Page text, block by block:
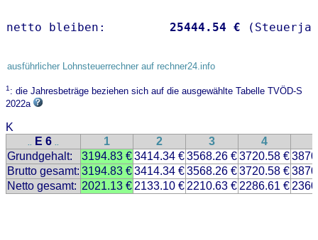
netto bleiben: 25444.54 €
ausführlicher Lohnsteuerrechner auf rechner24.info
1: die Jahresbeträge beziehen sich auf die ausgewählte Tabelle TVÖD-S
2022a
K
.. E 6 .. 1 2 3 4
Grundgehalt:
3194.83 €3414.34 €3568.26 €3720.58 €
Brutto gesamt: 3194.83 €3414.34 €3568.26 €3720.58 €
Netto gesamt: 2021.13 € 2133.10 € 2210.63 € 2286.61 €